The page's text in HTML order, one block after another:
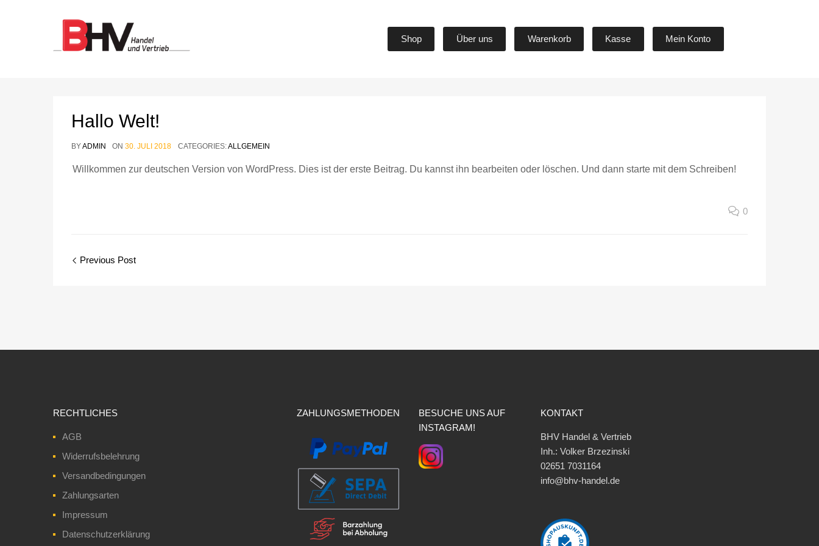
Skip
Shop Über uns Warenkorb Kasse Mein Konto
Hallo Welt!
BYADMIN ON 30. JULI 2018 CATEGORIES:ALLGEMEIN
Willkommen zur deutschen Version von WordPress. Dies ist der erste Beitrag. Du kannst ihn bearbeiten oder löschen. Und dann starte mit dem Schreiben!
0
Previous Post
RECHTLICHES
AGB
Widerrufsbelehrung
Versandbedingungen
Zahlungsarten
Impressum
Datenschutzerklärung
ZAHLUNGSMETHODEN
BESUCHE UNS AUF
INSTAGRAM!
KONTAKT
BHV Handel & Vertrieb
Inh.: Volker Brzezinski
02651 7031164
info@bhv-handel.de